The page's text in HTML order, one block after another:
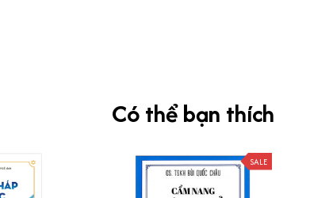
Có thể bạn thích
SALE